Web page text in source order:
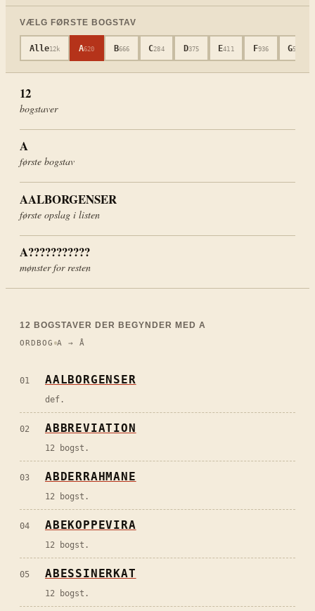
VÆLG FØRSTE BOGSTAV
Alle12k A620 B666 C284 D375 E411 F936 G513
12
bogstaver
A
første bogstav
AALBORGENSER
første opslag i listen
A???????????
mønster for resten
12 BOGSTAVER DER BEGYNDER MED A
ORDBOG A → Å
01 AALBORGENSER
def.
02 ABBREVIATION
12 bogst.
03 ABDERRAHMANE
12 bogst.
04 ABEKOPPEVIRA
12 bogst.
05 ABESSINERKAT
12 bogst.